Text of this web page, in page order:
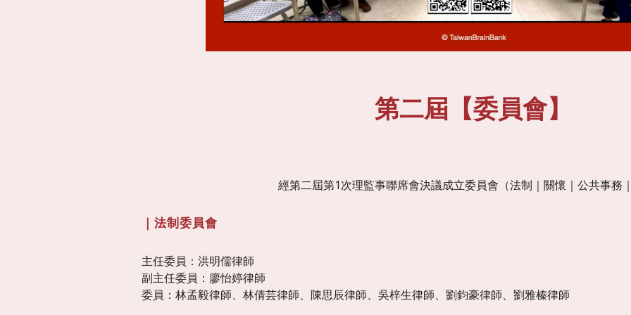
第二屆 【委員會】
經第二屆第1次理監事聯席會決議成立委員會（法制｜關懷｜公共事務
｜法制委員會
主任委員：洪明儒律師
副主任委員：廖怡婷律師
委員：林孟毅律師、林倩芸律師、陳思辰律師、吳梓生律師、劉鈞豪律師、劉雅榛律師